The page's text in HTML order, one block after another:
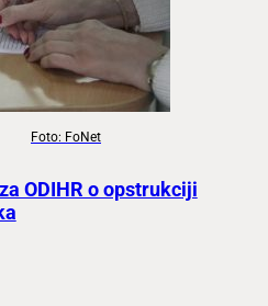
Foto: FoNet
ODIHR o opstrukciji